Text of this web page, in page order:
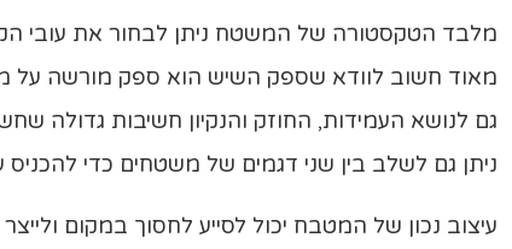
מלבד הטקסטורה של המשטח ניתן לבחור את עובי
מאוד חשוב לוודא שספק השיש הוא ספק מורשה על
גם לנושא העמידות, החוזק והנקיון חשיבות גדולה
ניתן גם לשלב בין שני דגמים של משטחים כדי
עיצוב נכון של המטבח יכול לסייע לחסוך במקום